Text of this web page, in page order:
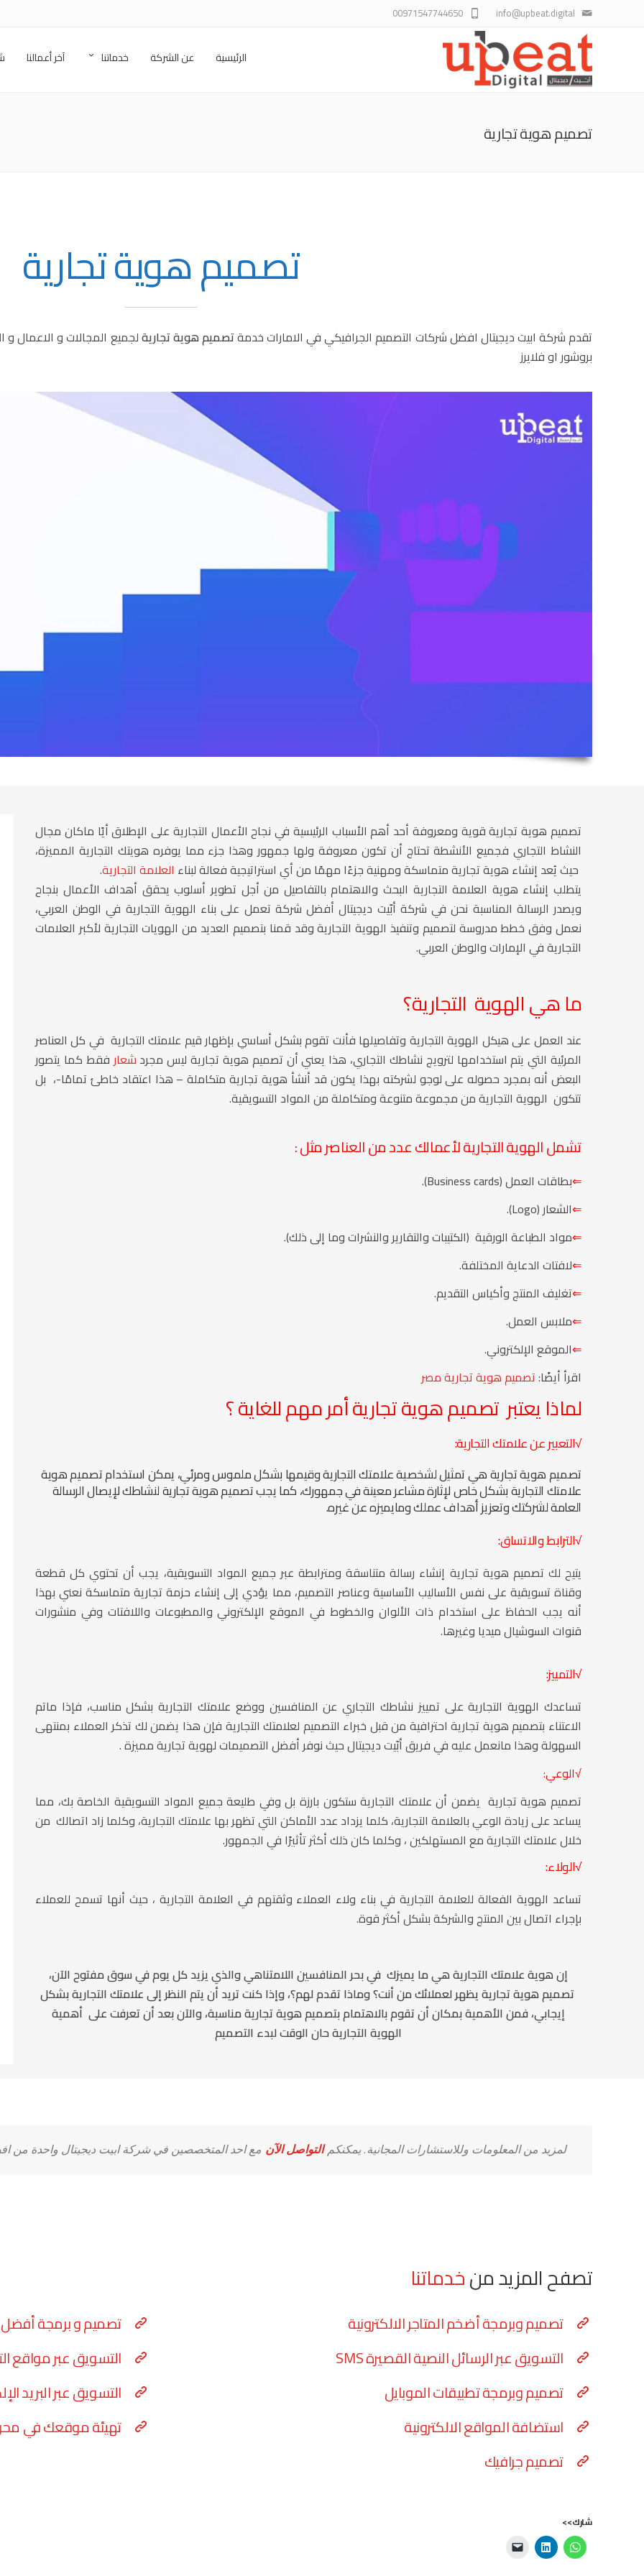
info@upbeat.digital
00971547744650
الرئيسية عن الشركة خدماتنا آخر أعمالنا
تصميم هوية تجارية
تصميم هوية تجارية
تقدم شركة ابيت ديجيتال افضل شركات التصميم الجرافيكيفي الامارات خدمةتصميم هوية تجاريةلجميع المجالات و
بروشور او فلايرز
تصميم هوية تجارية قوية ومعروفة أحد أهم الأسباب الرئيسية في نجاح الأعمال التجارية على الإطلاق أيًا ماكان مجال
النشاط التجاري فجميع الأنشطة تحتاج أن تكون معروفة ولها جمهور وهذا جزء مما يوفره هويتك التجارية المميزة،
حيث يُعد إنشاء هوية تجارية متماسكة ومهنية جزءًا مهمًا من أي استراتيجية فعالة لبناء العلامة التجارية.
يتطلب إنشاء هوية العلامة التجارية البحث والاهتمام بالتفاصيل من أجل تطوير أسلوب يحقق أهداف الأعمال بنجاح
ويصدر الرسالة المناسبة نحن في شركة أبّيت ديجيتال أفضل شركة تعمل على بناء الهوية التجارية في الوطن العربي،
نعمل وفق خطط مدروسة لتصميم وتنفيذ الهوية التجارية وقد قمنا بتصميم العديد من الهويات التجارية لأكبر العلامات
التجارية في الإمارات والوطن العربي.
ما هي الهوية التجارية؟
عند العمل على هيكل الهوية التجارية وتفاصيلها فأنت تقوم بشكل أساسي بإظهار قيم علامتك التجارية في كل العناصر
المرئية التي يتم استخدامها لترويج نشاطك التجاري، هذا يعني أن تصميم هوية تجارية ليس مجرد شعار فقط كما يتصور
البعض أنه بمجرد حصوله على لوجو لشركته بهذا يكون قد أنشأ هوية تجارية متكاملة – هذا اعتقاد خاطئ تمامًا-، بل
تتكون الهوية التجارية من مجموعة متنوعة ومتكاملة من المواد التسويقية.
تشمل الهوية التجارية لأعمالك عدد من العناصر مثل :
⇐بطاقات العمل (Business cards).
⇐الشعار (Logo).
⇐مواد الطباعة الورقية (الكتيبات والتقارير والنشرات وما إلى ذلك).
⇐لافتات الدعاية المختلفة.
⇐تغليف المنتج وأكياس التقديم.
⇐ملابس العمل.
⇐الموقع الإلكتروني.
اقرأ أيضًا:تصميم هوية تجارية مصر
لماذا يعتبر تصميم هوية تجارية أمر مهم للغاية ؟
√التعبير عن علامتك التجارية:
تصميم هوية تجارية هي تمثيل لشخصية علامتك التجارية وقيمها بشكل ملموس ومرئي، يمكن استخدام تصميم هوية
علامتك التجارية بشكل خاص لإثارة مشاعر معينة في جمهورك، كما يجب تصميم هوية تجارية لنشاطك لإيصال الرسالة
العامة لشركتك وتعزيز أهداف عملك ومايميزه عن غيره.
√الترابط والاتساق:
يتيح لك تصميم هوية تجارية إنشاء رسالة متناسقة ومترابطة عبر جميع المواد التسويقية، يجب أن تحتوي كل قطعة
وقناة تسويقية على نفس الأساليب الأساسية وعناصر التصميم، مما يؤدي إلى إنشاء حزمة تجارية متماسكة نعني بهذا
أنه يجب الحفاظ على استخدام ذات الألوان والخطوط في الموقع الإلكتروني والمطبوعات واللافتات وفي منشورات
قنوات السوشيال ميديا وغيرها.
√التمييز:
تساعدك الهوية التجارية على تمييز نشاطك التجاري عن المنافسين ووضع علامتك التجارية بشكل مناسب، فإذا ماتم
الاعتناء بتصميم هوية تجارية احترافية من قبل خبراء التصميم لعلامتك التجارية فإن هذا يضمن لك تذكر العملاء بمنتهى
السهولة وهذا مانعمل عليه في فريق أبّيت ديجيتال حيث نوفر أفضل التصميمات لهوية تجارية مميزة .
√الوعي:
تصميم هوية تجارية يضمن أن علامتك التجارية ستكون بارزة بل وفي طليعة جميع المواد التسويقية الخاصة بك، مما
يساعد على زيادة الوعي بالعلامة التجارية، كلما يزداد عدد الأماكن التي تظهر بها علامتك التجارية، وكلما زاد اتصالك من
خلال علامتك التجارية مع المستهلكين ، وكلما كان ذلك أكثر تأثيرًا في الجمهور.
√الولاء:
تساعد الهوية الفعالة للعلامة التجارية في بناء ولاء العملاء وثقتهم في العلامة التجارية ، حيث أنها تسمح للعملاء
بإجراء اتصال بين المنتج والشركة بشكل أكثر قوة.
إن هوية علامتك التجارية هي ما يميزك في بحر المنافسين اللامتناهي والذي يزيد كل يوم في سوق مفتوح الآن،
تصميم هوية تجارية يظهر لعملائك من أنت؟ وماذا تقدم لهم؟، وإذا كنت تريد أن يتم النظر إلى علامتك التجارية بشكل
إيجابي، فمن الأهمية بمكان أن تقوم بالاهتمام بتصميم هوية تجارية مناسبة، والآن بعد أن تعرفت على أهمية
الهوية التجارية حان الوقت لبدء التصميم
لمزيد من المعلومات وللاستشارات المجانية. يمكنكمالتواصل الآن مع احد المتخصصين في شركة ابيت ديجيتال واحدة من
تصفح المزيد منخدماتنا
تصميم و برمجة أفضل
التسويق عبر مواقع
التسويق عبر البريد
تهيئة موقعك في
تصميم وبرمجة أضخم المتاجر الالكترونية
التسويق عبر الرسائل النصية القصيرة SMS
تصميم وبرمجة تطبيقات الموبايل
استضافة المواقع الالكترونية
تصميم جرافيك
شارك>>